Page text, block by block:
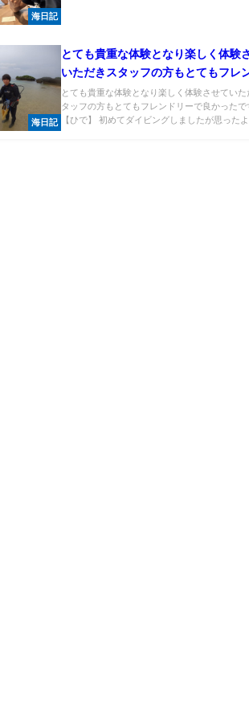
海日記
海日記
とても貴重な体験となり楽しく体験
いただきスタッフの方もとてもフレ
ーで良かったです。
とても貴重な体験となり楽しく体験させていた
タッフの方もとてもフレンドリーで良かった
【ひで】 初めてダイビングしましたが思ったよ